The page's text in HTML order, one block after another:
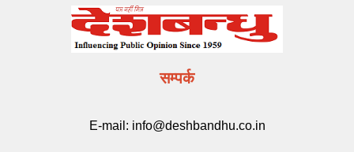
सम्पर्क
E-mail: info@deshbandhu.co.in